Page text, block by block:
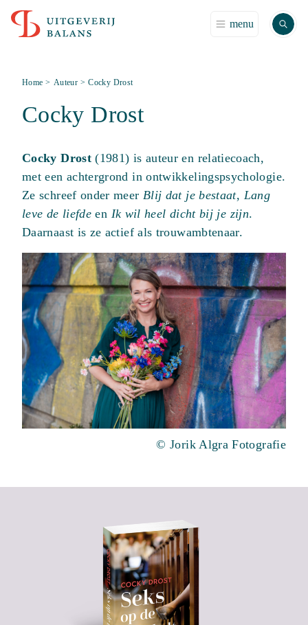
menu Zoek
Home > Auteur > Cocky Drost
Cocky Drost
Cocky Drost(1981) is auteur en relatiecoach,
met een achtergrond in ontwikkelingspsychologie.
Ze schreef onder meer Blij dat je bestaat, Lang
leve de liefde en Ik wil heel dicht bij je zijn.
Daarnaast is ze actief als trouwambtenaar.
© Jorik Algra Fotografie